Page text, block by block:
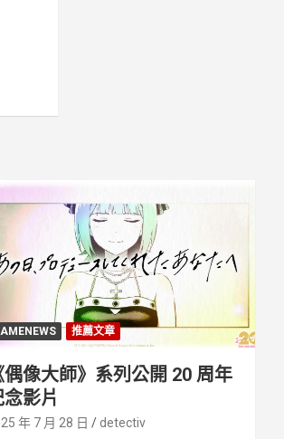
推薦文章
偶像大師》系列公開 20 周年
影片
年 7 月 28 日 detectiv